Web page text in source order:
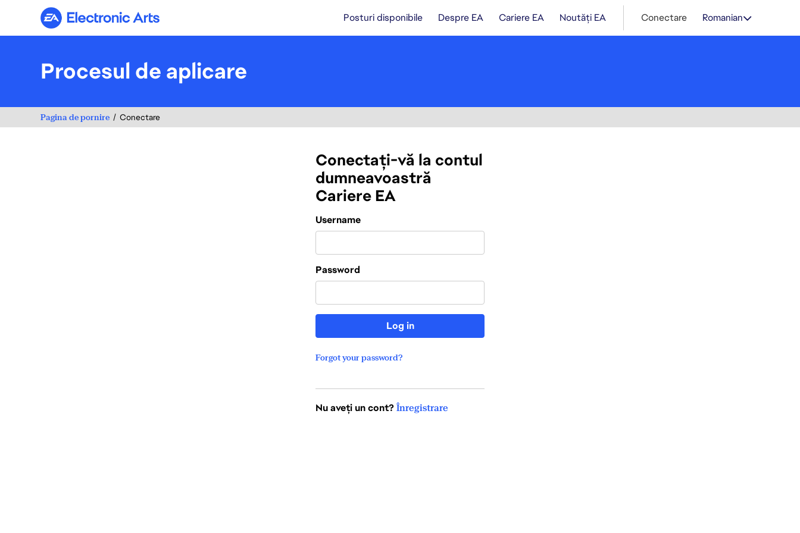
Electronic Arts Posturi disponibile Despre EA Cariere EA Noutăți EA Conectare Romanian
Procesul de aplicare
Pagina de pornire Conectare
Conectați-vă la contul
dumneavoastră
Cariere EA
Login
Username
Password
Log in
Forgot your password?
Nu aveți un cont? Înregistrare